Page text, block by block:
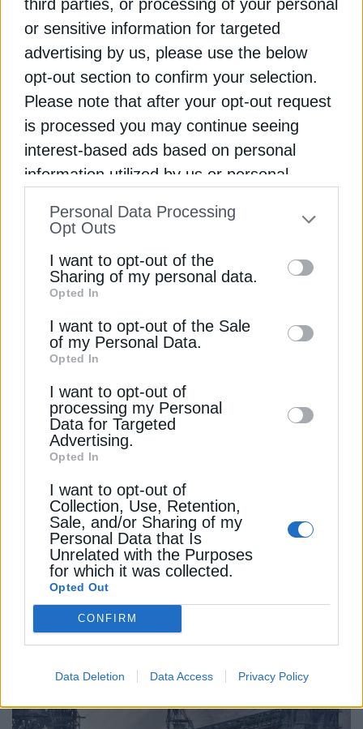
third parties, or processing of your personal
or sensitive information for targeted
advertising by us, please use the below
opt-out section to confirm your selection.
Please note that after your opt-out request
is processed you may continue seeing
interest-based ads based on personal
information utilized by us or personal
to your opt-out. You may separately opt-out
information by third parties on the IAB’s list
of downstream participants. This
information may also be disclosed by us to
third parties on theIAB’s List of
Downstream Participants
disclose it to other third parties.
Personal Data Processing
Opt Outs
I want to opt-out of the
Sharing of my personal data.
Opted In
I want to opt-out of the Sale
of my Personal Data.
Opted In
I want to opt-out of
processing my Personal
Data for Targeted
Advertising.
Opted In
I want to opt-out of
Collection, Use, Retention,
Sale, and/or Sharing of my
Personal Data that Is
Unrelated with the Purposes
for which it was collected.
Opted Out
CONFIRM
Data Deletion Data Access Privacy Policy
διαβεβαιώνει η Κύπρος
Λευκωσία: Κυρώθηκε ομόφωνα από τη Βουλή η
συμφωνία οριοθέτησης ΑΟΖ Κύπρου–Λιβάνου
GSI: Τo μήνυμα Γιόργκενσεν, τα ερωτηματικά και
το νέο ραντεβού στις Βρυξέλλες
GSI (GREAT SEA INTERCONNECTOR)
ΓΙΩΡΓΟΣ ΠΑΠΑΝΑΣΤΑΣΙΟΥ ΚΥΠΡΟΣ ΜΑΚΗΣ ΚΕΡΑΥΝΟΣ
ΔΕΊΤΕ ΕΠΊΣΗΣ
ΔΙΕΘΝΗ
Ισπανία: “Στο απόγειό της” η πυρκαγιά
στην περιφέρεια της Μαδρίτης
24 Ιουλίου 2026